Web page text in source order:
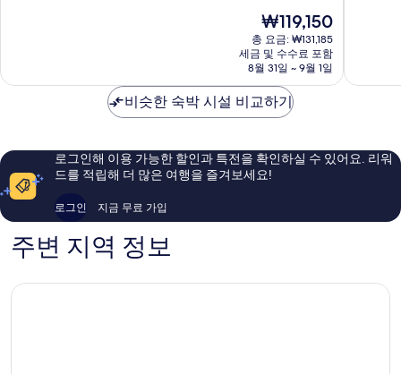
션
매
해
이
용
19
현
재
요
금
₩119,150
₩119,150
총 요금: ₩131,185
세금 및 수수료 포함
8월 31일 ~ 9월 1일
안
비슷한 숙박 시설 비교하기
로그인해 이용 가능한 할인과 특전을 확인하실 수 있어요. 리워
드를 적립해 더 많은 여행을 즐겨보세요!
로그인 지금 무료 가입
주변 지역 정보